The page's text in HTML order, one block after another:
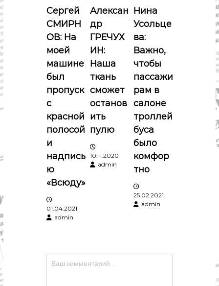
я
п
о
з
а
п
и
с
я
м
Сергей
СМИРН
ОВ: На
моей
машине
был
пропуск
с
красной
полосой
и
надпись
ю
«Всюду»
01.04.2021
admin
Алексан
др
ГРЕЧУХ
ИН:
Наша
ткань
сможет
останов
ить
пулю
10.11.2020
admin
Нина
Усольце
ва:
Важно,
чтобы
пассажи
рам в
салоне
троллей
буса
было
комфор
тно
25.02.2021
admin